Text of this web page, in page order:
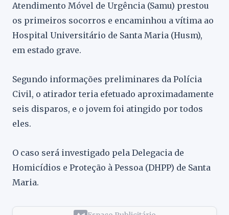
Atendimento Móvel de Urgência (Samu) prestou
os primeiros socorros e encaminhou a vítima ao
Hospital Universitário de Santa Maria (Husm),
em estado grave.
Segundo informações preliminares da Polícia
Civil, o atirador teria efetuado aproximadamente
seis disparos, e o jovem foi atingido por todos
eles.
O caso será investigado pela Delegacia de
Homicídios e Proteção à Pessoa (DHPP) de Santa
Maria.